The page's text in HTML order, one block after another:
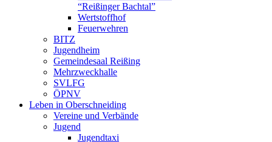
“Reißinger Bachtal”
Wertstoffhof
Feuerwehren
BITZ
Jugendheim
Gemeindesaal Reißing
Mehrzweckhalle
SVLFG
ÖPNV
Leben in Oberschneiding
Vereine und Verbände
Jugend
Jugendtaxi